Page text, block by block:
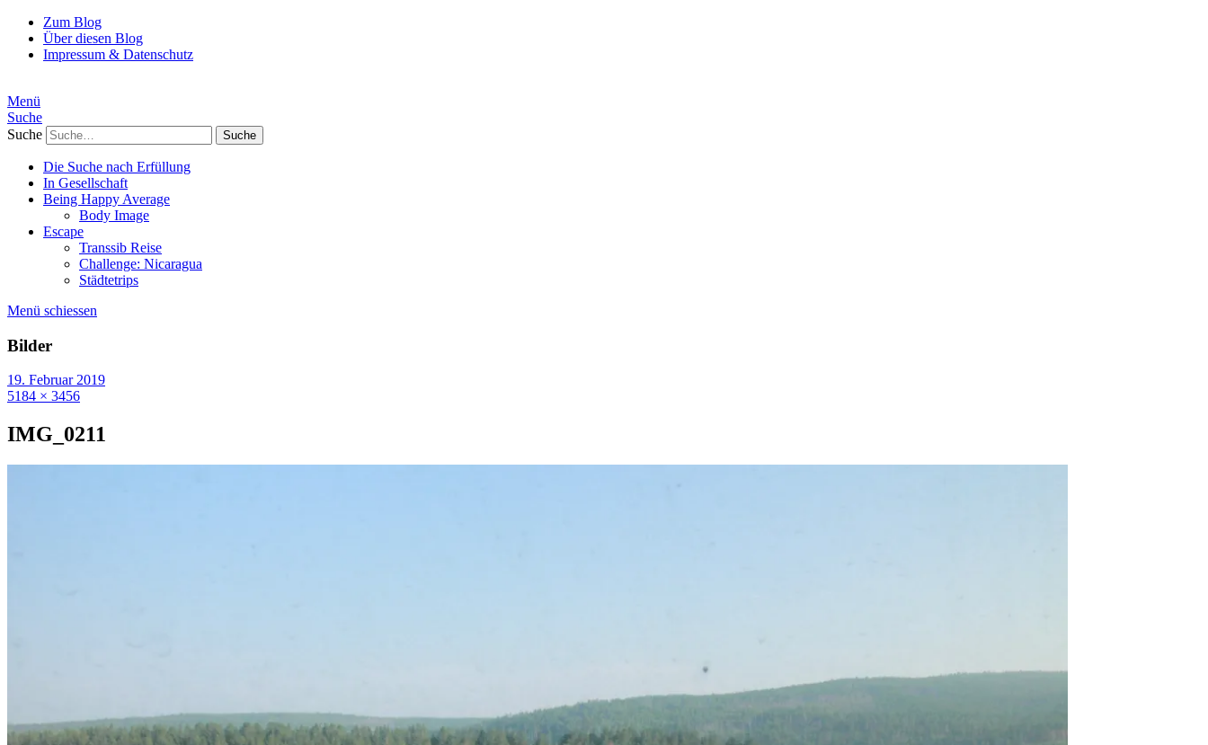
Zum Blog
Über diesen Blog
Impressum & Datenschutz
Menü
Suche
Suche
Die Suche nach Erfüllung
In Gesellschaft
Being Happy Average
Body Image
Escape
Transsib Reise
Challenge: Nicaragua
Städtetrips
Menü schiessen
Bilder
19. Februar 2019
5184 × 3456
IMG_0211